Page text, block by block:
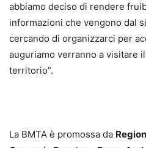
abbiamo deciso di rendere
informazioni che vengono dal
cercando di organizzarci per
auguriamo verranno a visitare
territorio”.
La BMTA è promossa da